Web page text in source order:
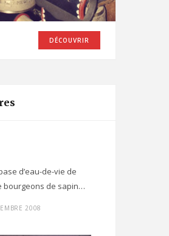
DÉCOUVRIR
d’eau-de-vie de
bourgeons de sapin…
2008